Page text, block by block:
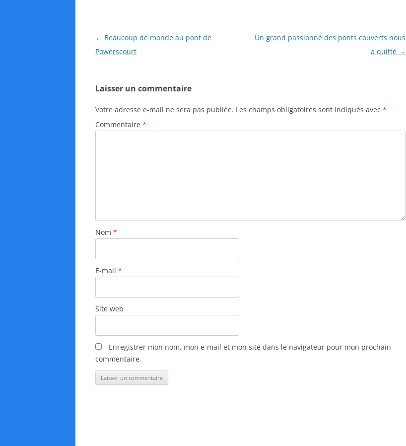
N
a
g
a
t
i
a
r
i
c
s
← Beaucoup de monde au pont de
Powerscourt
Un grand passionné des ponts couverts nous
a quitté →
Laisser un commentaire
Votre adresse e-mail ne sera pas publiée. Les champs obligatoires sont indiqués avec *
Commentaire *
Nom *
E-mail *
Site web
Enregistrer mon nom, mon e-mail et mon site dans le navigateur pour mon prochain
commentaire.